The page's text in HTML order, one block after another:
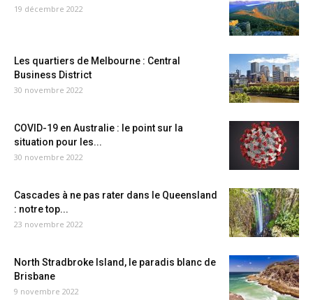
19 décembre 2022
Les quartiers de Melbourne : Central
Business District
30 novembre 2022
COVID-19 en Australie : le point sur la
situation pour les...
30 novembre 2022
Cascades à ne pas rater dans le Queensland
: notre top...
23 novembre 2022
North Stradbroke Island, le paradis blanc de
Brisbane
9 novembre 2022